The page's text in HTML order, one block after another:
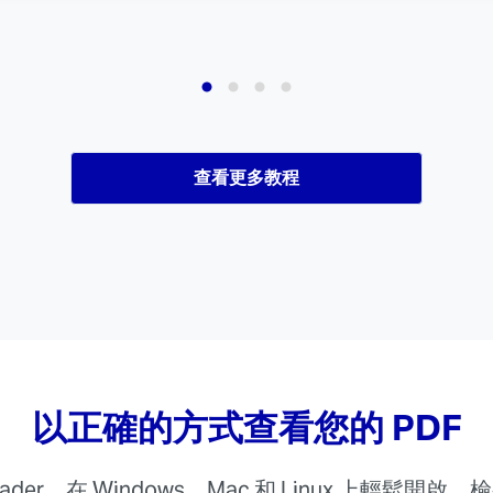
查看更多教程
以正確的方式查看您的 PDF